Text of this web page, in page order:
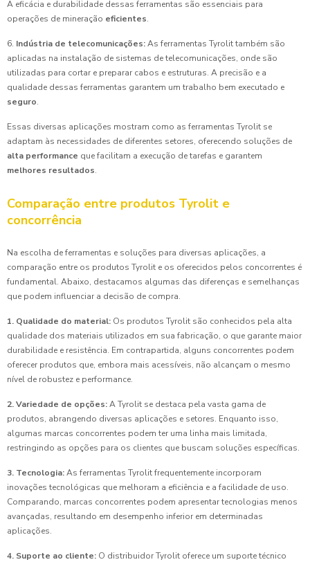
A eficácia e durabilidade dessas ferramentas são essenciais para
operações de mineração eficientes.
6. Indústria de telecomunicações:As ferramentas Tyrolit também são
aplicadas na instalação de sistemas de telecomunicações, onde são
utilizadas para cortar e preparar cabos e estruturas. A precisão e a
qualidade dessas ferramentas garantem um trabalho bem executado e
seguro.
Essas diversas aplicações mostram como as ferramentas Tyrolit se
adaptam às necessidades de diferentes setores, oferecendo soluções de
alta performance que facilitam a execução de tarefas e garantem
melhores resultados.
Comparação entre produtos Tyrolit e
concorrência
Na escolha de ferramentas e soluções para diversas aplicações, a
comparação entre os produtos Tyrolit e os oferecidos pelos concorrentes é
fundamental. Abaixo, destacamos algumas das diferenças e semelhanças
que podem influenciar a decisão de compra.
1. Qualidade do material: Os produtos Tyrolit são conhecidos pela alta
qualidade dos materiais utilizados em sua fabricação, o que garante maior
durabilidade e resistência. Em contrapartida, alguns concorrentes podem
oferecer produtos que, embora mais acessíveis, não alcançam o mesmo
nível de robustez e performance.
2. Variedade de opções:A Tyrolit se destaca pela vasta gama de
produtos, abrangendo diversas aplicações e setores. Enquanto isso,
algumas marcas concorrentes podem ter uma linha mais limitada,
restringindo as opções para os clientes que buscam soluções específicas.
3. Tecnologia:As ferramentas Tyrolit frequentemente incorporam
inovações tecnológicas que melhoram a eficiência e a facilidade de uso.
Comparando, marcas concorrentes podem apresentar tecnologias menos
avançadas, resultando em desempenho inferior em determinadas
aplicações.
4. Suporte ao cliente: O distribuidor Tyrolit oferece um suporte técnico